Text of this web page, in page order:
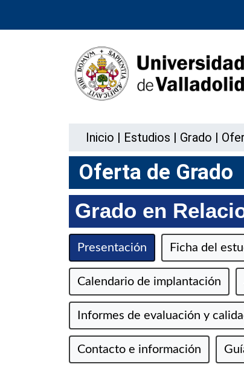
Inicio | Estudios | Grado |
Oferta de Grado
Grado en
Presentación Ficha del
Calendario de implantación
Informes de evaluación y
Contacto e información